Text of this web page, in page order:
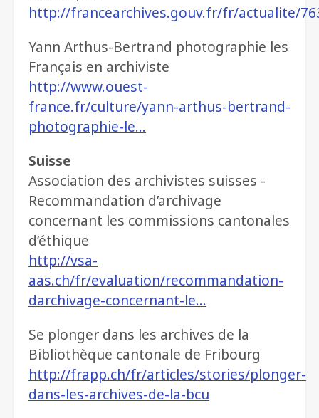
http://francearchives.gouv.fr/fr/actualite/
Yann Arthus-Bertrand photographie les
Français en archiviste
http://www.ouest-
france.fr/culture/yann-arthus-bertrand-
photographie-le…
Suisse
Association des archivistes suisses -
Recommandation d’archivage
concernant les commissions cantonales
d’éthique
http://vsa-
aas.ch/fr/evaluation/recommandation-
darchivage-concernant-le…
Se plonger dans les archives de la
Bibliothèque cantonale de Fribourg
http://frapp.ch/fr/articles/stories/plonger-
dans-les-archives-de-la-bcu